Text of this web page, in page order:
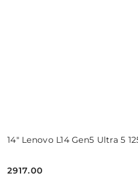
14" Lenovo L14 Gen5 Ultra 5
Cena:
2917.00